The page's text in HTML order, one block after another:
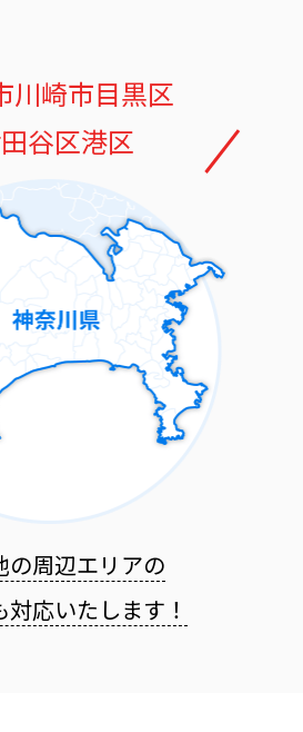
の周辺エリアの
対応いたします！
川崎市目黒区
谷区港区